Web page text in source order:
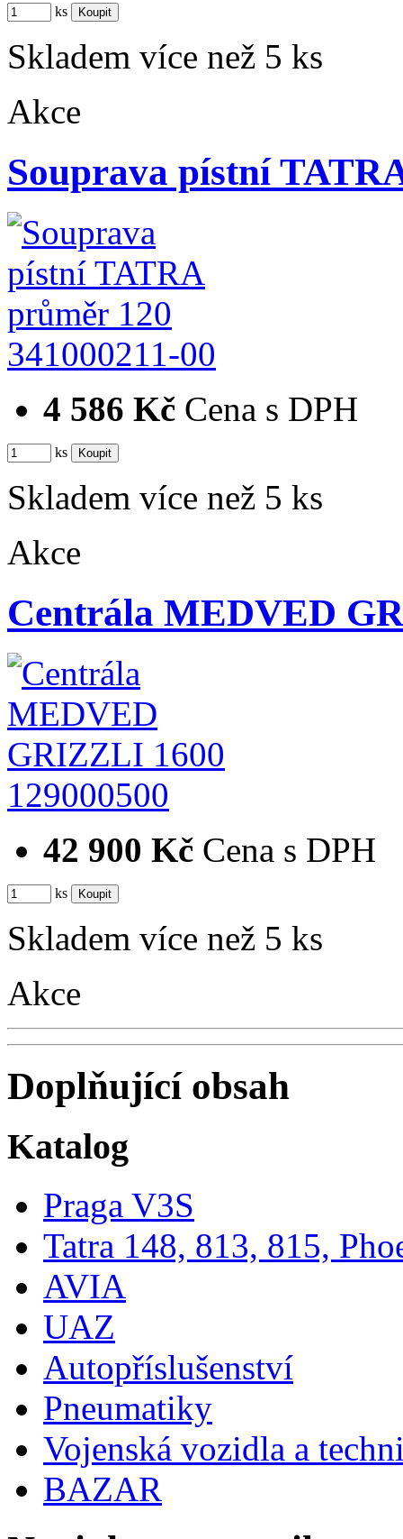
ks
Skladem více než 5 ks
Akce
Souprava pístní
341000211-00
4 586 Kč Cena s DPH
ks
Skladem více než 5 ks
Akce
Centrála MEDVED
129000500
42 900 Kč Cena s DPH
ks
Skladem více než 5 ks
Akce
Doplňující obsah
Katalog
Praga V3S
Tatra 148, 813, 815,
AVIA
UAZ
Autopříslušenství
Pneumatiky
Vojenská vozidla a
BAZAR